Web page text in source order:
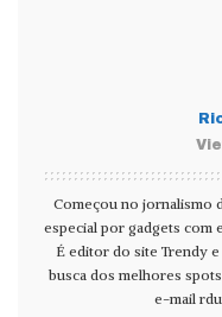
Começou no jornalismo
especial por gadgets com
É editor do site Trendy
busca dos melhores
e-mail